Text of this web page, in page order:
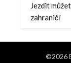
Jezdit
zahraničí
©2026